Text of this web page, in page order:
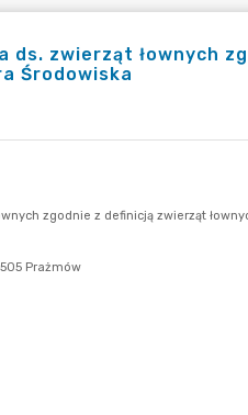
ds. zwierząt łownych
Środowiska